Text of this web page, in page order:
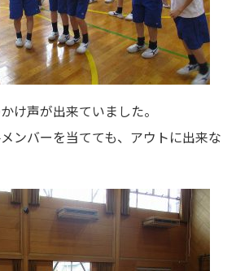
け声が出来ていました。
ンバーを当てても、アウトに出来な